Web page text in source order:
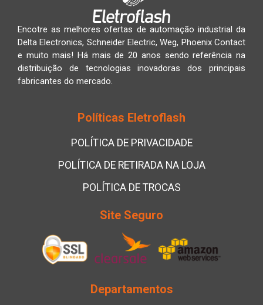
Encotre as melhores ofertas de automação industrial da
Delta Electronics, Schneider Electric, Weg, Phoenix Contact
e muito mais! Há mais de 20 anos sendo referência na
distribuição de tecnologias inovadoras dos principais
fabricantes do mercado.
Políticas Eletroflash
POLÍTICA DE PRIVACIDADE
POLÍTICA DE RETIRADA NA LOJA
POLÍTICA DE TROCAS
Site Seguro
Departamentos